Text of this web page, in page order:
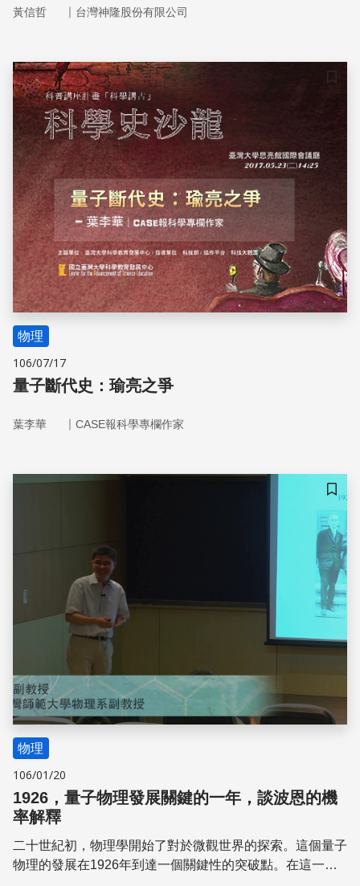
動力學及分子間交互作用。在化學以外的領域，NMR與X射
於NMR原理的磁振造影，則是醫學診斷不可或缺的工具，
原本是與化學、生物學及醫學影像等都沒什麼關聯的量子物
理基礎研究。
黃信哲 ｜ 台灣神隆股份有限公司
儲存
物理
106/07/17
量子斷代史：瑜亮之爭
葉李華 ｜ CASE報科學專欄作家
儲存
物理
106/01/20
1926，量子物理發展關鍵的一年，談波恩的機
率解釋
二十世紀初，物理學開始了對於微觀世界的探索。這個量子
物理的發展在1926年到達一個關鍵性的突破點。在這一